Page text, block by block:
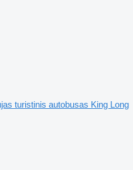
turistinis autobusas King Long